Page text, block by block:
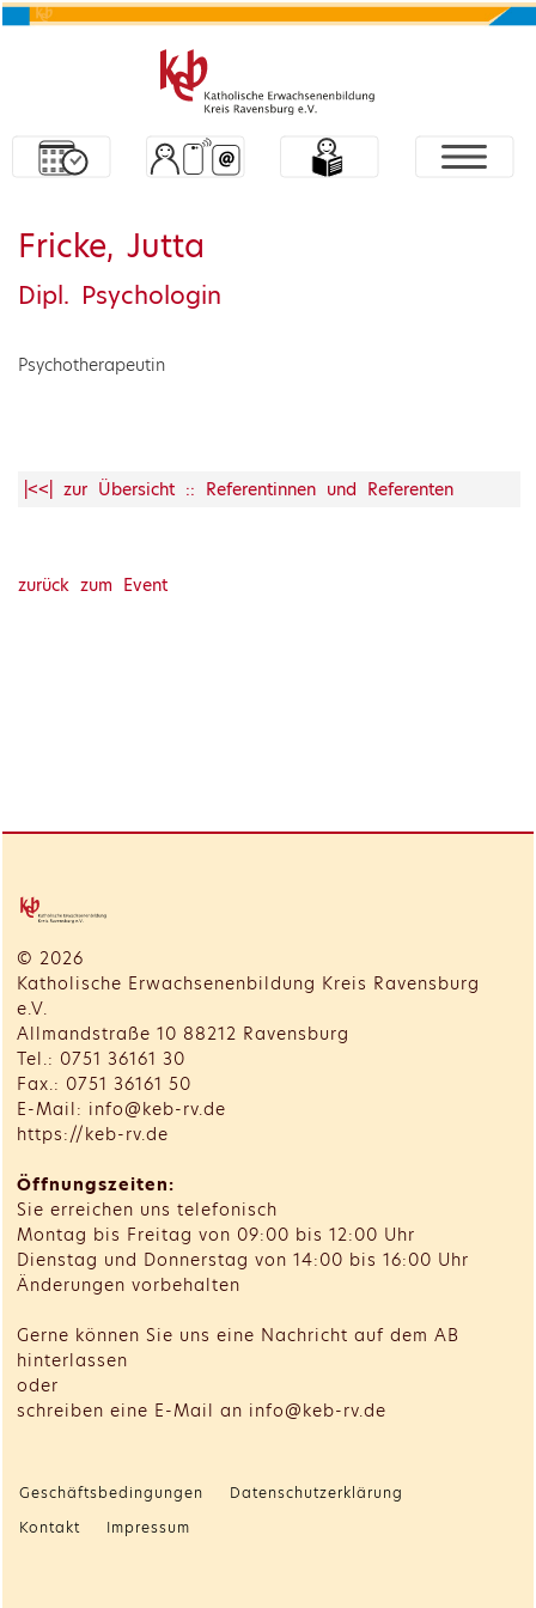
Fricke, Jutta
Dipl. Psychologin
Psychotherapeutin
|<<| zur Übersicht :: Referentinnen und Referenten
zurück zum Event
© 2026
Katholische Erwachsenenbildung Kreis Ravensburg
e.V.
Allmandstraße 10 88212 Ravensburg
Tel.: 0751 36161 30
Fax.: 0751 36161 50
E-Mail: info@keb-rv.de
https://keb-rv.de
Öffnungszeiten:
Sie erreichen uns telefonisch
Montag bis Freitag von 09:00 bis 12:00 Uhr
Dienstag und Donnerstag von 14:00 bis 16:00 Uhr
Änderungen vorbehalten
Gerne können Sie uns eine Nachricht auf dem AB
hinterlassen
oder
schreiben eine E-Mail an info@keb-rv.de
Geschäftsbedingungen
Datenschutzerklärung
Kontakt
Impressum